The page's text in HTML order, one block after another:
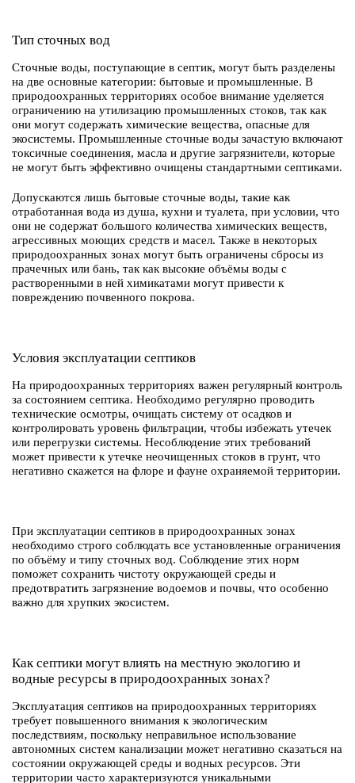
Тип сточных вод
Сточные воды, поступающие в септик, могут быть разделены
на две основные категории: бытовые и промышленные. В
природоохранных территориях особое внимание уделяется
ограничению на утилизацию промышленных стоков, так как
они могут содержать химические вещества, опасные для
экосистемы. Промышленные сточные воды зачастую включают
токсичные соединения, масла и другие загрязнители, которые
не могут быть эффективно очищены стандартными септиками.
Допускаются лишь бытовые сточные воды, такие как
отработанная вода из душа, кухни и туалета, при условии, что
они не содержат большого количества химических веществ,
агрессивных моющих средств и масел. Также в некоторых
природоохранных зонах могут быть ограничены сбросы из
прачечных или бань, так как высокие объёмы воды с
растворенными в ней химикатами могут привести к
повреждению почвенного покрова.
Условия эксплуатации септиков
На природоохранных территориях важен регулярный контроль
за состоянием септика. Необходимо регулярно проводить
технические осмотры, очищать систему от осадков и
контролировать уровень фильтрации, чтобы избежать утечек
или перегрузки системы. Несоблюдение этих требований
может привести к утечке неочищенных стоков в грунт, что
негативно скажется на флоре и фауне охраняемой территории.
При эксплуатации септиков в природоохранных зонах
необходимо строго соблюдать все установленные ограничения
по объёму и типу сточных вод. Соблюдение этих норм
поможет сохранить чистоту окружающей среды и
предотвратить загрязнение водоемов и почвы, что особенно
важно для хрупких экосистем.
Как септики могут влиять на местную экологию и
водные ресурсы в природоохранных зонах?
Эксплуатация септиков на природоохранных территориях
требует повышенного внимания к экологическим
последствиям, поскольку неправильное использование
автономных систем канализации может негативно сказаться на
состоянии окружающей среды и водных ресурсов. Эти
территории часто характеризуются уникальными